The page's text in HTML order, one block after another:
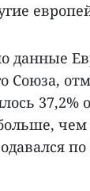
данные
Союза,
37,2%